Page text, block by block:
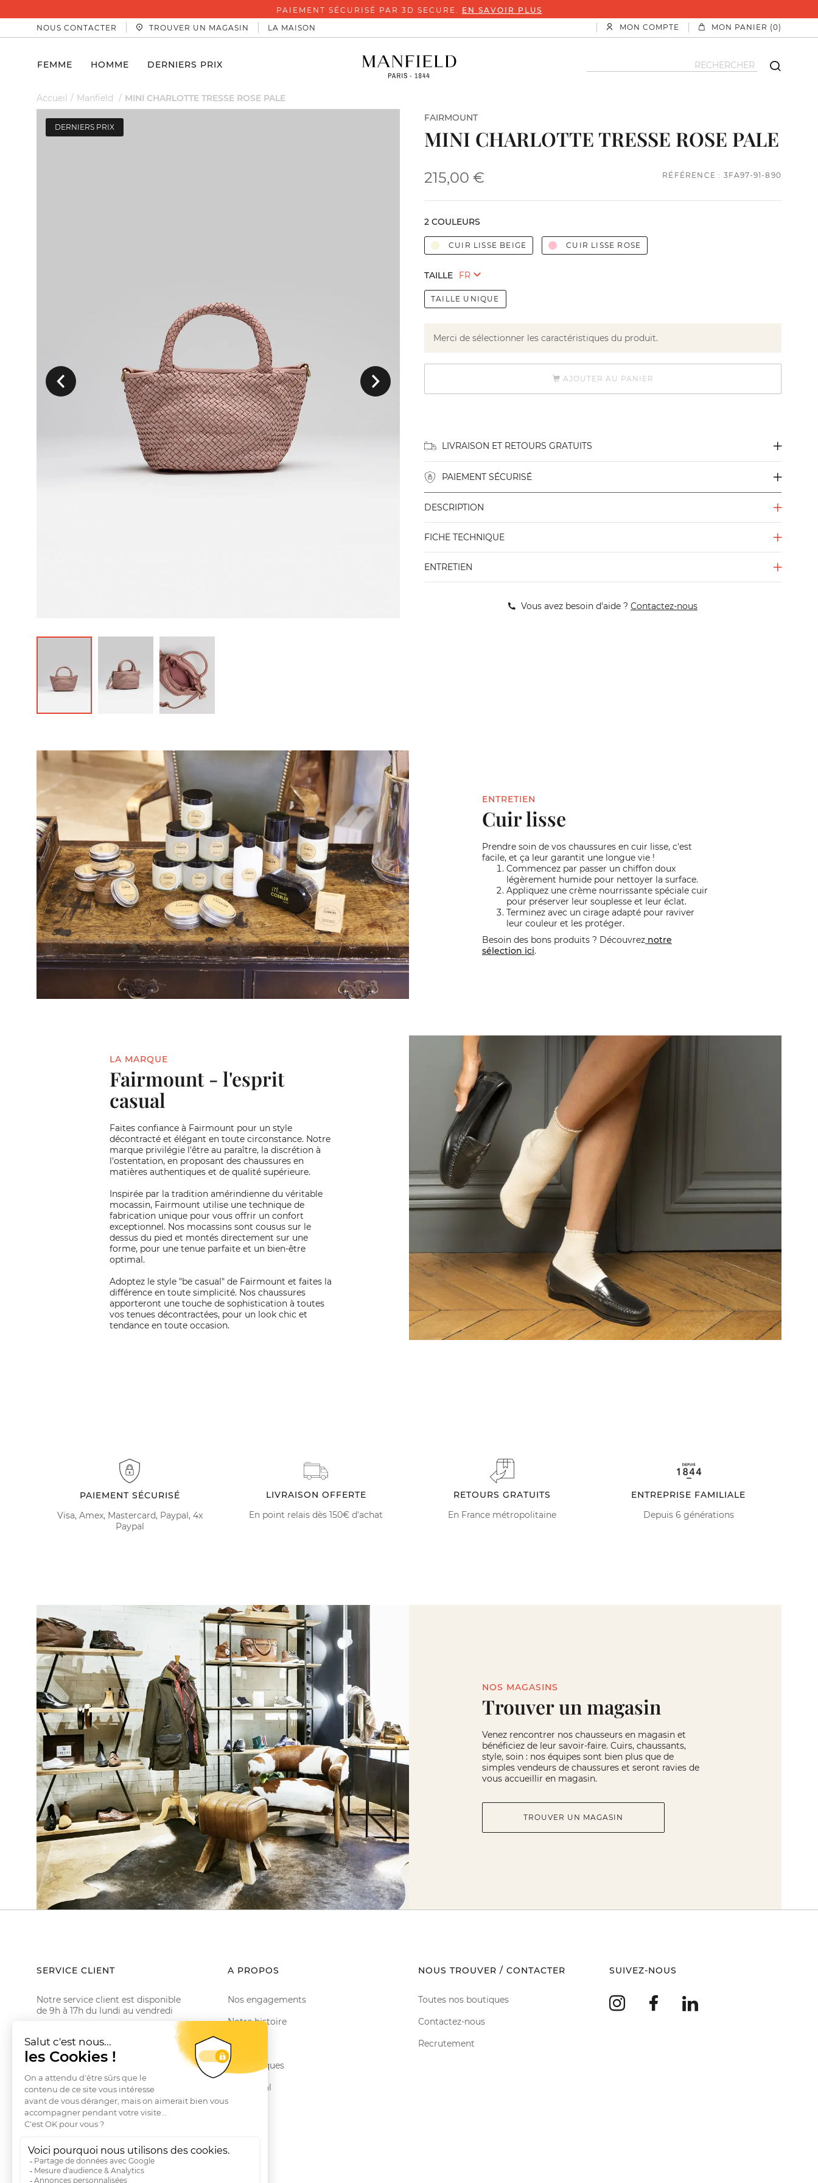
PAIEMENT SÉCURISÉ PAR 3D SECURE. EN SAVOIR PLUS
NOUS CONTACTER
TROUVER UN MAGASIN LA MAISON MON COMPTE MON PANIER (0)
FEMME HOMME DERNIERS PRIX
Accueil Manfield MINI CHARLOTTE TRESSE ROSE PALE
Précedent Suivant
DERNIERS PRIX
FAIRMOUNT
MINI CHARLOTTE TRESSE ROSE PALE
215,00 € RÉFÉRENCE : 3FA97-91-890
2 COULEURS
CUIR LISSE BEIGE CUIR LISSE ROSE
TAILLE
TAILLE UNIQUE
Merci de sélectionner les caractéristiques du produit.
AJOUTER AU PANIER
LIVRAISON ET RETOURS GRATUITS
PAIEMENT SÉCURISÉ
DESCRIPTION
FICHE TECHNIQUE
ENTRETIEN
Vous avez besoin d'aide ? Contactez-nous
ENTRETIEN
Cuir lisse
Prendre soin de vos chaussures en cuir lisse, c'est
facile, et ça leur garantit une longue vie !
Commencez par passer un chiffon doux
légèrement humide pour nettoyer la surface.
Appliquez une crème nourrissante spéciale cuir
pour préserver leur souplesse et leur éclat.
Terminez avec un cirage adapté pour raviver
leur couleur et les protéger.
Besoin des bons produits ? Découvrez notre
sélection ici.
LA MARQUE
Fairmount - l'esprit
casual
Faites confiance à Fairmount pour un style
décontracté et élégant en toute circonstance. Notre
marque privilégie l'être au paraître, la discrétion à
l'ostentation, en proposant des chaussures en
matières authentiques et de qualité supérieure.
Inspirée par la tradition amérindienne du véritable
mocassin, Fairmount utilise une technique de
fabrication unique pour vous offrir un confort
exceptionnel. Nos mocassins sont cousus sur le
dessus du pied et montés directement sur une
forme, pour une tenue parfaite et un bien-être
optimal.
Adoptez le style "be casual" de Fairmount et faites la
différence en toute simplicité. Nos chaussures
apporteront une touche de sophistication à toutes
vos tenues décontractées, pour un look chic et
tendance en toute occasion.
PAIEMENT SÉCURISÉ
Visa, Amex, Mastercard, Paypal, 4x
Paypal
LIVRAISON OFFERTE
En point relais dès 150€ d'achat
RETOURS GRATUITS
En France métropolitaine
ENTREPRISE FAMILIALE
Depuis 6 générations
NOS MAGASINS
Trouver un magasin
Venez rencontrer nos chausseurs en magasin et
bénéficiez de leur savoir-faire. Cuirs, chaussants,
style, soin : nos équipes sont bien plus que de
simples vendeurs de chaussures et seront ravies de
vous accueillir en magasin.
TROUVER UN MAGASIN
SERVICE CLIENT
Notre service client est disponible
de 9h à 17h du lundi au vendredi
Email serviceclient@manbow.fr
Téléphone01 78 35 10 20
Conditions générales des promotions
Conditions générales de vente
Questions fréquentes
Livraisons et Retours
RGPD
A PROPOS
Nos engagements
Notre histoire
Le Club
Nos marques
Le Journal
NOUS TROUVER / CONTACTER
Toutes nos boutiques
Contactez-nous
Recrutement
SUIVEZ-NOUS
InstagramFacebook
LinkedIn